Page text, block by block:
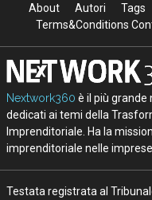
About Autori Tags
Terms&Conditions
Nextwork360 è il più grande
dedicati ai temi della
Imprenditoriale. Ha la
imprenditoriale nelle
Testata registrata al